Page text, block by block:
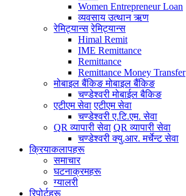
Women Entrepreneur Loan
व्यवसाय उत्थान ऋण
रेमिट्यान्स रेमिट्यान्स
Himal Remit
IME Remittance
Remittance
Remittance Money Transfer
मोबाइल बैंकिङमोबाइल बैंकिङ
चण्डेश्वरी मोबाईल बैकिङ
एटीएम सेवा एटीएम सेवा
चण्डेश्वरी ए.टि.एम. सेवा
QR व्यापारी सेवा QR व्यापारी सेवा
चण्डेश्वरी क्यु.आर. मर्चेन्ट सेवा
क्रियाकलापहरू
समाचार
घटनाक्रमहरू
ग्यालरी
रिपोर्टहरू